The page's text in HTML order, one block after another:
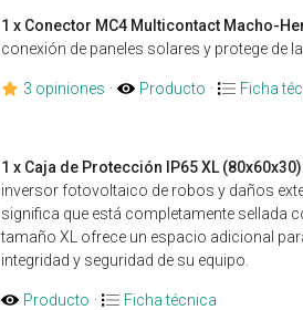
1 x Conector MC4 Multicontact Macho-
conexión de paneles solares y protege de
3 opiniones · Producto · Ficha
1 x Caja de Protección IP65 XL
inversor fotovoltaico de robos y daños
significa que está completamente sellada
tamaño XL ofrece un espacio adicional
integridad y seguridad de su equipo.
Producto · Ficha técnica